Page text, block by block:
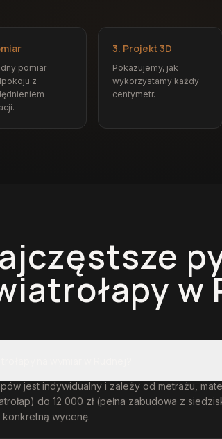
pomiar
z
3. Projekt 3D
Pokazujemy, jak
wykorzystamy każdy
centymetr.
w
jest indywidualny i zależy od metrażu,
do 12 000 zł (pełna zabudowa z
wycenę.